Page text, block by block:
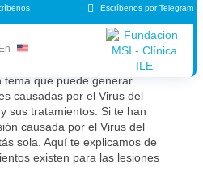
Escríbenos por Telegram
En
existen para lesiones
tema que puede generar
causadas por el Virus del
sus tratamientos. Si te han
causada por el Virus del
sola. Aquí te explicamos de
existen para las lesiones